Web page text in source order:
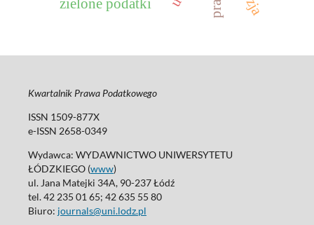
zielone podatki
Kwartalnik Prawa Podatkowego
ISSN 1509-877X
e-ISSN 2658-0349
Wydawca: WYDAWNICTWO UNIWERSYTETU
ŁÓDZKIEGO (www)
ul. Jana Matejki 34A, 90-237 Łódź
tel. 42 235 01 65; 42 635 55 80
Biuro: journals@uni.lodz.pl